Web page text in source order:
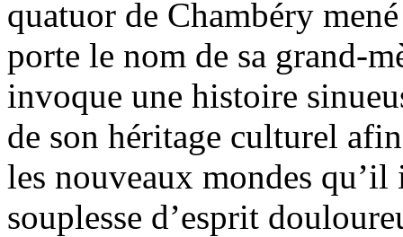
quatuor de Chambéry
porte le nom de sa grand-
invoque une histoire
de son héritage culturel
les nouveaux mondes
souplesse d’esprit